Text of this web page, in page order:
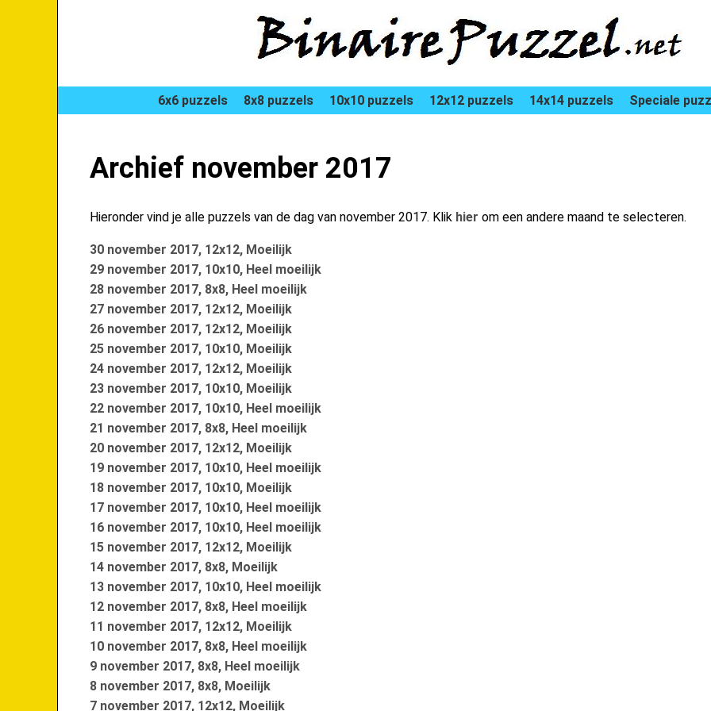
6x6 puzzels 8x8 puzzels 10x10 puzzels 12x12 puzzels 14x14 puzzels Speciale
Archief november 2017
Hieronder vind je alle puzzels van de dag van november 2017. Klik hier om een andere maand te selecteren.
30 november 2017, 12x12, Moeilijk
29 november 2017, 10x10, Heel moeilijk
28 november 2017, 8x8, Heel moeilijk
27 november 2017, 12x12, Moeilijk
26 november 2017, 12x12, Moeilijk
25 november 2017, 10x10, Moeilijk
24 november 2017, 12x12, Moeilijk
23 november 2017, 10x10, Moeilijk
22 november 2017, 10x10, Heel moeilijk
21 november 2017, 8x8, Heel moeilijk
20 november 2017, 12x12, Moeilijk
19 november 2017, 10x10, Heel moeilijk
18 november 2017, 10x10, Moeilijk
17 november 2017, 10x10, Heel moeilijk
16 november 2017, 10x10, Heel moeilijk
15 november 2017, 12x12, Moeilijk
14 november 2017, 8x8, Moeilijk
13 november 2017, 10x10, Heel moeilijk
12 november 2017, 8x8, Heel moeilijk
11 november 2017, 12x12, Moeilijk
10 november 2017, 8x8, Heel moeilijk
9 november 2017, 8x8, Heel moeilijk
8 november 2017, 8x8, Moeilijk
7 november 2017, 12x12, Moeilijk